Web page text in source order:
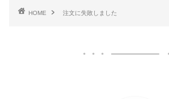
HOME 注文に失敗しました